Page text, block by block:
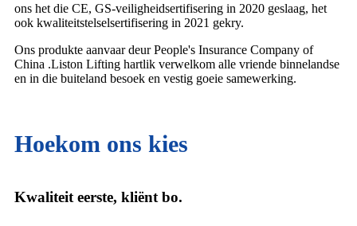
ons het die CE, GS-veiligheidsertifisering in 2020 geslaag, het
ook kwaliteitstelselsertifisering in 2021 gekry.
Ons produkte aanvaar deur People's Insurance Company of
China .Liston Lifting hartlik verwelkom alle vriende binnelandse
en in die buiteland besoek en vestig goeie samewerking.
Hoekom ons kies
Kwaliteit eerste, kliënt bo.